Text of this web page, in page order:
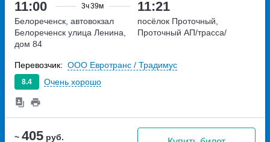
11:00 3ч39м 11:21
~ 405 руб.
Белореченск, автовокзал
Белореченск улица Ленина,
дом 84
посёлок Проточный,
Проточный АП/трасса/
8.4 Очень хорошо
Перевозчик: ООО Евротранс / Традимус